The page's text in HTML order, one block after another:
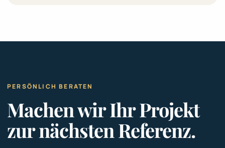
PERSÖNLICH BERATEN
Machen wir Ihr Projekt
zur nächsten Referenz.